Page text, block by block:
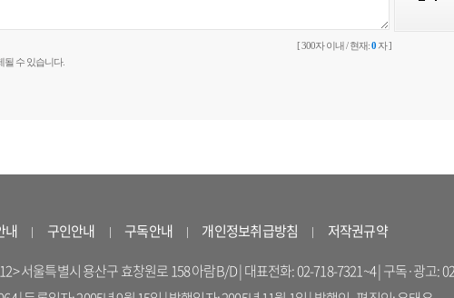
[ 300자 이내 / 현재:0 자 ]
수 있습니다.
내 구인안내 구독안내 개인정보취급방침
저작권규약
서울특별시 용산구 효창원로 158 아람B/D | 대표전화: 02-718-7321~4 | 구독·광고: